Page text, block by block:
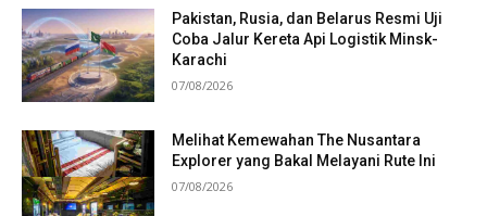
Pakistan, Rusia, dan Belarus Resmi Uji
Coba Jalur Kereta Api Logistik Minsk-
Karachi
07/08/2026
Melihat Kemewahan The Nusantara
Explorer yang Bakal Melayani Rute Ini
07/08/2026